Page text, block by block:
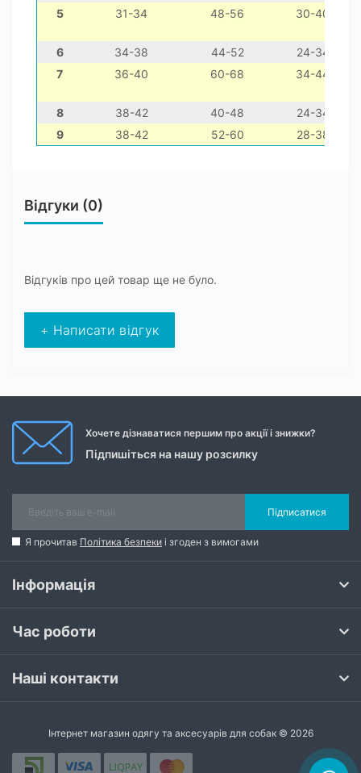
5
31-34 48-56 30-40
6 34-38 44-52
24-34
7
36-40 60-68 34-44
8 38-42 40-48
24-34
9
38-42 52-60 28-38
Відгуки (0)
Відгуків про цей товар ще не було.
+ Написати відгук
Хочете дізнаватися першим про акції і знижки?
Підпишіться на нашу розсилку
Підписатися
Я прочитав Політика безпеки і згоден з вимогами
Інформація
Час роботи
Наші контакти
Інтернет магазин одягу та аксесуарів для собак © 2026